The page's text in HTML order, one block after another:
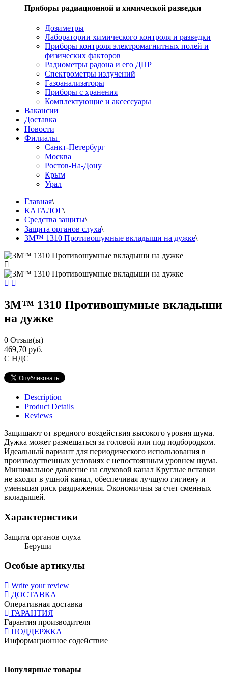
Приборы радиационной и химической разведки
Дозиметры
Лаборатории химического контроля и разведки
Приборы контроля электромагнитных полей и
физических факторов
Радиометры радона и его ДПР
Спектрометры излучений
Газоанализаторы
Приборы с хранения
Комплектующие и аксессуары
Вакансии
Доставка
Новости
Филиалы
Санкт-Петербург
Москва
Ростов-На-Дону
Крым
Урал
Главная\
КАТАЛОГ\
Средства защиты\
Защита органов слуха\
3M™ 1310 Противошумные вкладыши на дужке\
3M™ 1310 Противошумные вкладыши
на дужке
0 Отзыв(ы)
469,70 руб.
С НДС
Description
Product Details
Reviews
Защищают от вредного воздействия высокого уровня шума.
Дужка может размещаться за головой или под подбородком.
Идеальный вариант для периодического использования в
производственных условиях с непостоянным уровнем шума.
Минимальное давление на слуховой канал Круглые вставки
не входят в ушной канал, обеспечивая лучшую гигиену и
уменьшая риск раздражения. Экономичны за счет сменных
вкладышей.
Характеристики
Защита органов слуха
Беруши
Особые артикулы
Write your review
ДОСТАВКА
Оперативная доставка
ГАРАНТИЯ
Гарантия производителя
ПОДДЕРЖКА
Информационное содействие
Популярные товары